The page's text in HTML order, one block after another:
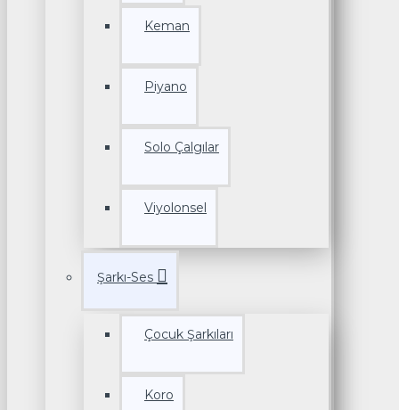
Keman
Piyano
Solo Çalgılar
Viyolonsel
Şarkı-Ses
Çocuk Şarkıları
Koro